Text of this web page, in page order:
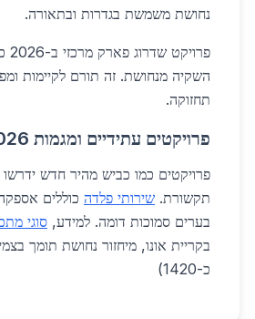
נחושת משמשת בגדרות ובתאורה.
השקיה מנחושת. זה תורם לקיימות
תחזוקה.
פרויקטים עתידיים ומגמות 2026
פרויקטים כמו כביש מהיר חדש
תקשורת. שירותי פלדה כוללים
בערים סמוכות דומה. למידע, סוגי
בקריית אונו, מיחזור נחושת תומך
כ-1420)